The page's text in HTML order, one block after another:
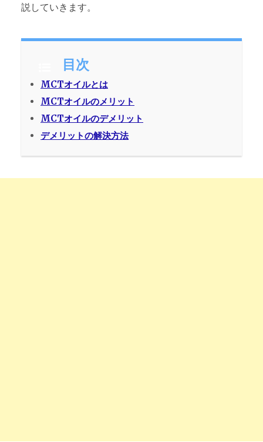
説していきます。
目次
MCTオイルとは
MCTオイルのメリット
MCTオイルのデメリット
デメリットの解決方法